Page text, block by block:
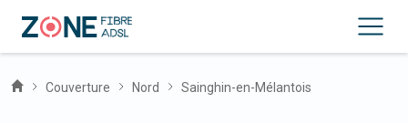
Couverture Nord Sainghin-en-Mélantois